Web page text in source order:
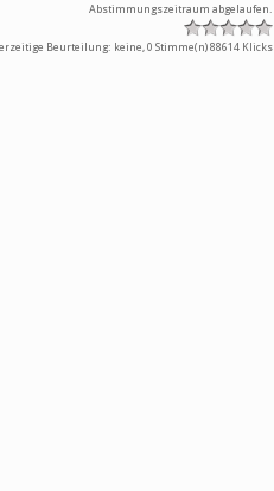
Abstimmungszeitraum abgelaufen.
Beurteilung: keine, 0 Stimme(n)88614 Klicks